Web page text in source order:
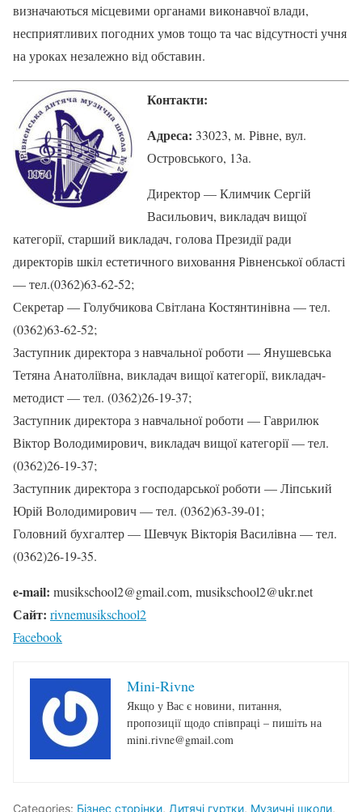
визначаються місцевими органами виконавчої влади,
несприятливих погодних умов тощо та час відсутності учня
на уроках незалежно від обставин.
Контакти:
Адреса: 33023, м. Рівне, вул.
Островського, 13а.
Директор — Климчик Сергій
Васильович, викладач вищої
категорії, старший викладач, голова Президії ради
директорів шкіл естетичного виховання Рівненської області
— тел.(0362)63-62-52;
Секретар — Голубчикова Світлана Костянтинівна — тел.
(0362)63-62-52;
Заступник директора з навчальної роботи — Янушевська
Тетяна Анатоліївна, викладач вищої категорії, викладач-
методист — тел. (0362)26-19-37;
Заступник директора з навчальної роботи — Гаврилюк
Віктор Володимирович, викладач вищої категорії — тел.
(0362)26-19-37;
Заступник директора з господарської роботи — Ліпський
Юрій Володимирович — тел. (0362)63-39-01;
Головний бухгалтер — Шевчук Вікторія Василівна — тел.
(0362)26-19-35.
e-mail: musikschool2@gmail.com, musikschool2@ukr.net
Сайт: rivnemusikschool2
Facebook
Mini-Rivne
Якщо у Вас є новини, питання,
пропозиції щодо співпраці – пишіть на
mini.rivne@gmail.com
Categories: Бізнес сторінки, Дитячі гуртки, Музичні школи,